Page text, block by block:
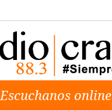
Escuchanos online